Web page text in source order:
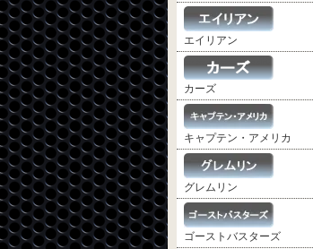
エイリアン
カーズ
キャプテン・アメリカ
グレムリン
ゴーストバスターズ